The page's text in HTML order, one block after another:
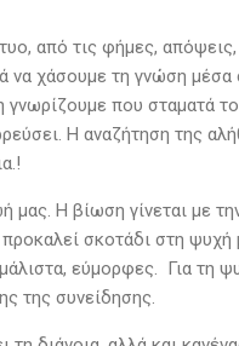
από τις φήμες,
να χάσουμε τη γνώση
που σταματά
Η αναζήτηση της
Η βίωση γίνεται με
σκοτάδι στη
εύμορφες. Για τη
της συνείδησης.